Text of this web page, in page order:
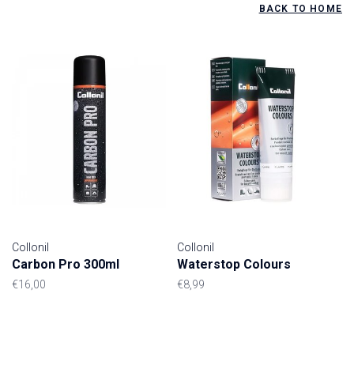
BACK TO HOME
Collonil
Carbon Pro 300ml
€16,00
Collonil
Waterstop Colours
€8,99